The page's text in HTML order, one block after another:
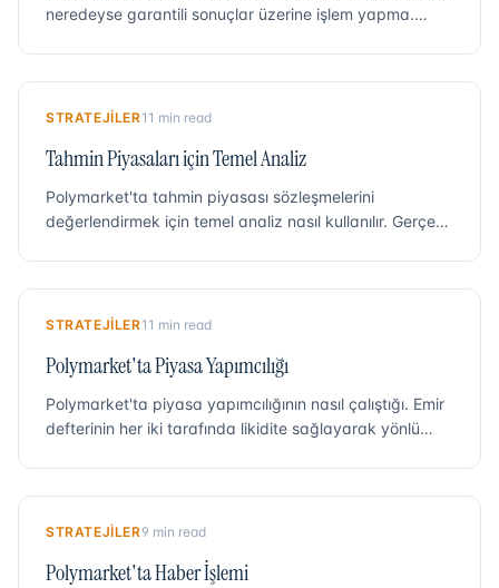
neredeyse garantili sonuçlar üzerine işlem yapma.
STRATEJILER11 min read
Tahmin Piyasaları için Temel Analiz
Polymarket'ta tahmin piyasası sözleşmelerini
değerlendirmek için temel analiz nasıl kullanılır. Gerçek
STRATEJILER11 min read
Polymarket'ta Piyasa Yapımcılığı
Polymarket'ta piyasa yapımcılığının nasıl çalıştığı. Emir
defterinin her iki tarafında likidite sağlayarak yönlü
STRATEJILER9 min read
Polymarket'ta Haber İşlemi